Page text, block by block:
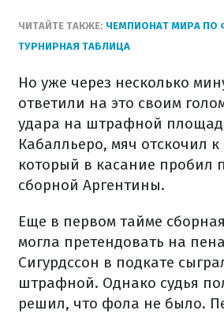
ЧИТАЙТЕ ТАКЖЕ: ЧЕМПИОНАТ МИРА ПО
ТУРНИРНАЯ ТАБЛИЦА
Но уже через несколько
ответили на это своим
удара на штрафной
Кабалльеро, мяч отскочил
который в касание пробил
сборной Аргентины.
Еще в первом тайме
могла претендовать на
Сигурдссон в подкате
штрафной. Однако судья
решил, что фола не было.